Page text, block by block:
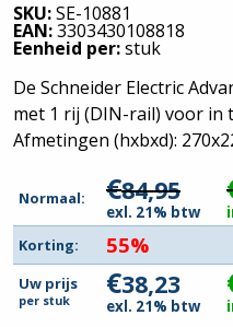
SKU:SE-10881
EAN:3303430108818
Eenheid per:stuk
De Schneider Electric
met 1 rij (DIN-rail) voor in
Afmetingen (hxbxd):
Normaal: €84,95
exl. 21% btw
Korting:
55%
Uw prijs
per stuk €38,23
exl. 21% btw